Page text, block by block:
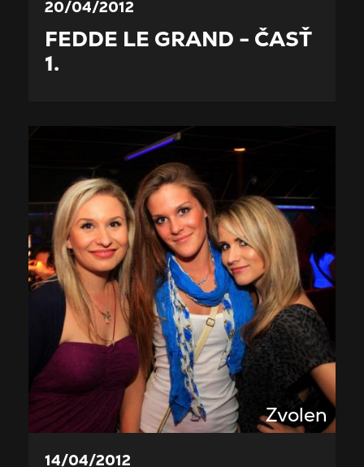
20/04/2012
FEDDE LE GRAND - ČASŤ
1.
Zvolen
14/04/2012